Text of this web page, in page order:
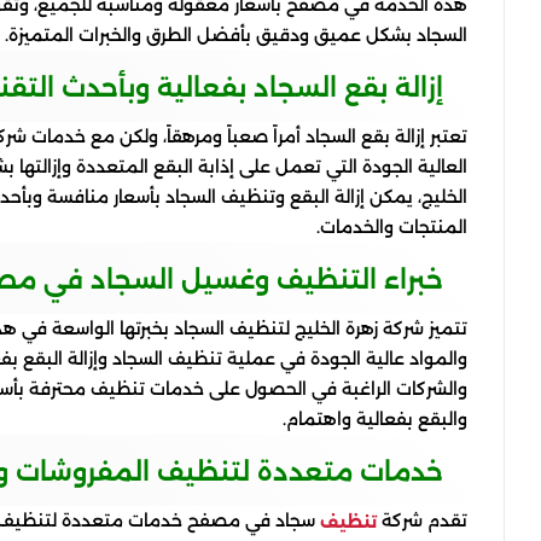
هذه الخدمة في مصفح بأسعار معقولة ومناسبة للجميع،
السجاد بشكل عميق ودقيق بأفضل الطرق والخبرات المتميزة.
إزالة بقع السجاد بفعالية وبأحدث
تعتبر إزالة بقع السجاد أمراً صعباً ومرهقاً، ولكن مع
العالية الجودة التي تعمل على إذابة البقع المتعددة
الخليج، يمكن إزالة البقع وتنظيف السجاد بأسعار منافسة
المنتجات والخدمات.
خبراء التنظيف وغسيل السجاد في
تتميز شركة زهرة الخليج لتنظيف السجاد بخبرتها
والمواد عالية الجودة في عملية تنظيف السجاد وإزالة
والشركات الراغبة في الحصول على خدمات تنظيف محترفة
والبقع بفعالية واهتمام.
خدمات متعددة لتنظيف المفروشات
تقدم شركةتنظيف سجاد في مصفح خدمات متعددة لتنظيف